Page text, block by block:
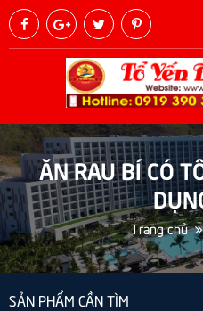
ĂN RAU BÍ CÓ
Trang chủ
SẢN PHẨM CẦN TÌM